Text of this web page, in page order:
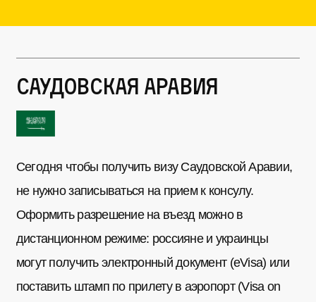
Саудовская Аравия
Сегодня чтобы получить визу Саудовской Аравии,
не нужно записываться на прием к консулу.
Оформить разрешение на въезд можно в
дистанционном режиме: россияне и украинцы
могут получить электронный документ (eVisa) или
поставить штамп по прилету в аэропорт (Visa on